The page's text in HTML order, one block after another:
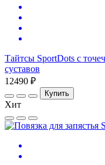
Тайтсы SportDots с
суставов
12490 ₽
Купить
Хит